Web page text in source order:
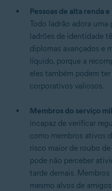
Pessoas de alta renda
Todo ladrão adora
ladrões de identidade
diplomas avançados e
líquido, porque a
eles também podem
corporativos valiosos.
Membros do serviço
incapaz de verificar
como membros ativos
risco maior de roubo
pode não perceber
tarde demais.
mesmo alvos de